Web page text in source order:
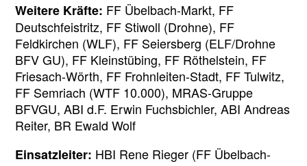
Weitere Kräfte: FF Übelbach-Markt, FF
Deutschfeistritz, FF Stiwoll (Drohne), FF
Feldkirchen (WLF), FF Seiersberg (ELF/Drohne
BFV GU), FF Kleinstübing, FF Röthelstein, FF
Friesach-Wörth, FF Frohnleiten-Stadt, FF Tulwitz,
FF Semriach (WTF 10.000), MRAS-Gruppe
BFVGU, ABI d.F. Erwin Fuchsbichler, ABI Andreas
Reiter, BR Ewald Wolf
Einsatzleiter: HBI Rene Rieger (FF Übelbach-